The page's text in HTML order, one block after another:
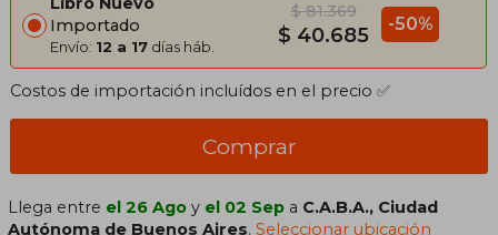
Importado
Envío: 12 a 17 días háb.
$ 81.369
$ 40.685 -50%
Costos de importación incluídos en el precio ✅
Comprar
Llega entre el 26 Ago y el 02 Sep a C.A.B.A., Ciudad
Autónoma de Buenos Aires.Seleccionar ubicación